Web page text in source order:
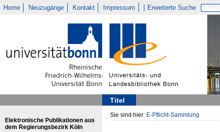
Home Neuzugänge Kontakt Impressum Erweiterte Suche
Titel
Elektronische Publikationen aus
dem Regierungsbezirk Köln
Sie sind hier: E-Pflicht-Sammlung